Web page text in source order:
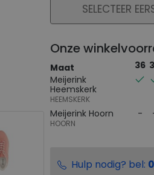
PLAATS IN
SELECTEER
Onze
Maat 36
Meijerink
Heemskerk
HEEMSKERK
Meijerink Hoorn
HOORN
Hulp nodig? bel: